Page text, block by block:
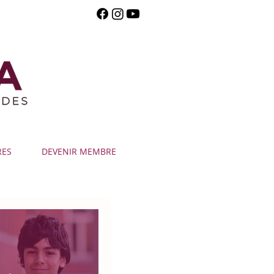
DEVENIR MEMBRE
Publication en vedette